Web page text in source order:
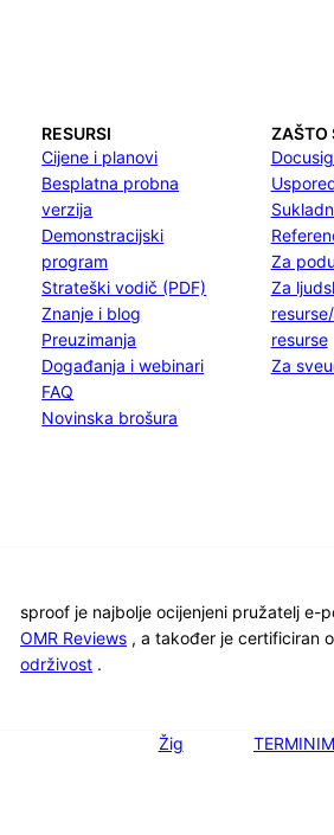
RESURSI
Cijene i planovi
Besplatna probna
verzija
Demonstracijski
program
Strateški vodič (PDF)
Znanje i blog
Preuzimanja
Događanja i webinari
FAQ
Novinska brošura
ZAŠTO
Za
Za
resurse
Za
sproof je najbolje ocijenjeni pružatelj e-
OMR Reviews , a također je certificiran
održivost .
Žig